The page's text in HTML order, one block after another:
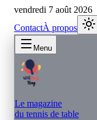
vendredi 7 août 2026
ContactÀ propos
Menu
Le magazine
du tennis de table